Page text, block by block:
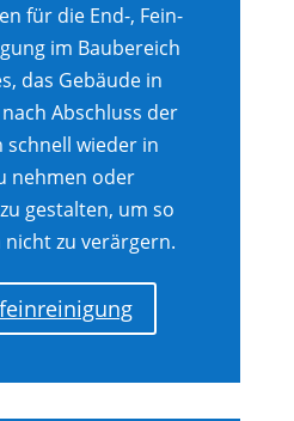
für die End-, Fein-
im Baubereich
das Gebäude in
Abschluss der
schnell wieder in
nehmen oder
gestalten, um so
zu verärgern.